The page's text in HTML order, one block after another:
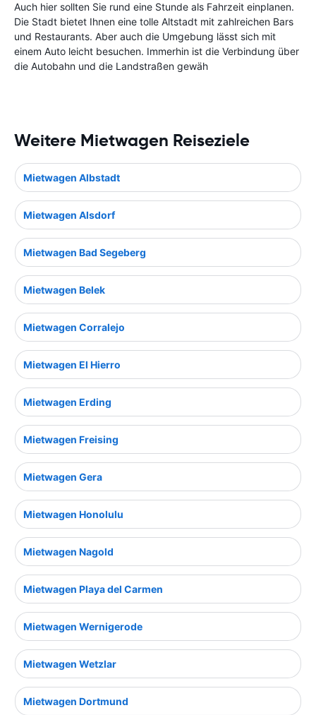
Auch hier sollten Sie rund eine Stunde als Fahrzeit einplanen.
Die Stadt bietet Ihnen eine tolle Altstadt mit zahlreichen Bars
und Restaurants. Aber auch die Umgebung lässt sich mit
einem Auto leicht besuchen. Immerhin ist die Verbindung über
die Autobahn und die Landstraßen gewäh
Weitere Mietwagen Reiseziele
Mietwagen Albstadt
Mietwagen Alsdorf
Mietwagen Bad Segeberg
Mietwagen Belek
Mietwagen Corralejo
Mietwagen El Hierro
Mietwagen Erding
Mietwagen Freising
Mietwagen Gera
Mietwagen Honolulu
Mietwagen Nagold
Mietwagen Playa del Carmen
Mietwagen Wernigerode
Mietwagen Wetzlar
Mietwagen Dortmund